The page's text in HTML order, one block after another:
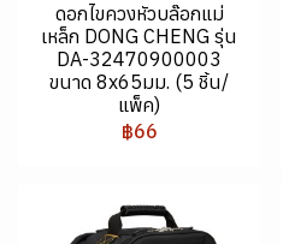
ดอกไขควงหัวบล๊อกแม่
เหล็ก DONG CHENG รุ่น
DA-32470900003
ขนาด 8x65มม. (5 ชิ้น/
แพ็ค)
฿66